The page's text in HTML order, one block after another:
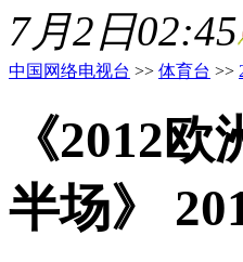
7月2日02:45
中国网络电视台 >> 体育台 >>
《2012
半场》